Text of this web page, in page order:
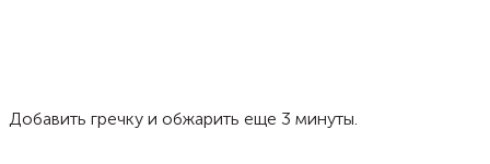
Добавить гречку и обжарить еще 3 минуты.